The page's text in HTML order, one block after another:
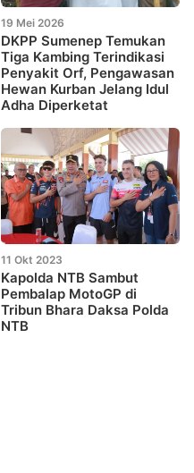
19 Mei 2026
DKPP Sumenep Temukan
Tiga Kambing Terindikasi
Penyakit Orf, Pengawasan
Hewan Kurban Jelang Idul
Adha Diperketat
11 Okt 2023
Kapolda NTB Sambut
Pembalap MotoGP di
Tribun Bhara Daksa Polda
NTB